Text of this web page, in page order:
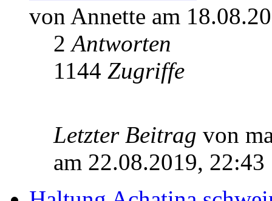
von Annette am
2Antworten
1144 Zugriffe
Letzter Beitrag von
am 22.08.2019, 22:43